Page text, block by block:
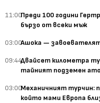
11:00Преди 100 години
бързо от всеки мъж
03:00Ашока —
09:44Двайсет километра
тайният подземен
03:00Механичният турчин:
който мами Европа